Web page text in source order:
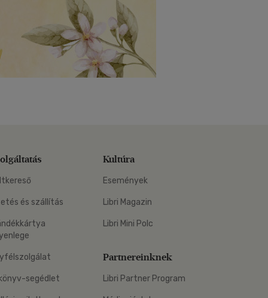
és szállítás
segédlet
Kultúra
Események
Libri Magazin
Libri Mini Polc
Partnereinknek
Libri Partner Program